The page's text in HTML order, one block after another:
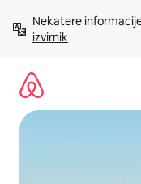
vsebino
Nekatere
izvirnik